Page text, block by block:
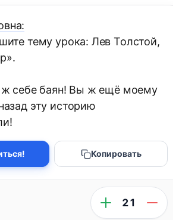
тему урока: Лев Толстой,
ж себе баян! Вы ж ещё моему
эту историю
Копировать
21